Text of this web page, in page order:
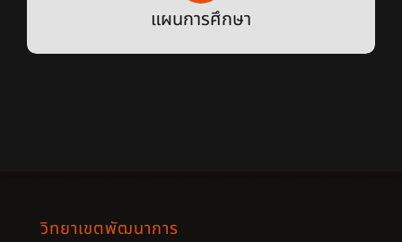
แผนการศึกษา
วิทยาเขตพัฒนาการ